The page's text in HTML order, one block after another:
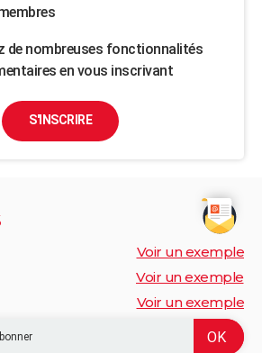
de nombreuses fonctionnalités
en vous inscrivant
S'INSCRIRE
Voir un exemple
Voir un exemple
Voir un exemple